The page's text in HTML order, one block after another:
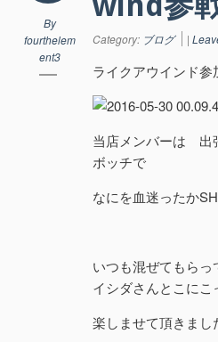
By
fourthelem
ent3
Category: ブログ |
ライクアウインド参
当店メンバーは
ボッチで
なにを血迷ったか
いつも混ぜてもら
イシダさんとこにこ
楽しませて頂きまし